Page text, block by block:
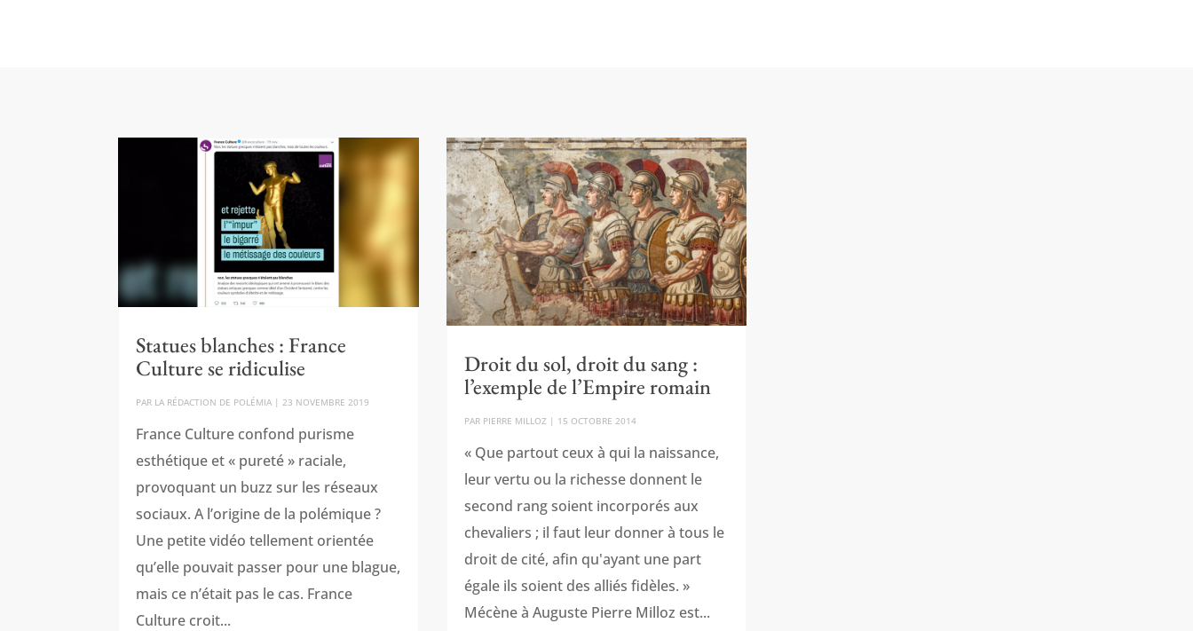
Statues blanches : France
Culture se ridiculise
PAR LA RÉDACTION DE POLÉMIA | 23 NOVEMBRE 2019
France Culture confond purisme
esthétique et « pureté » raciale,
provoquant un buzz sur les réseaux
sociaux. A l’origine de la polémique ?
Une petite vidéo tellement orientée
qu’elle pouvait passer pour une blague,
mais ce n’était pas le cas. France
Culture croit...
Droit du sol, droit du sang :
l’exemple de l’Empire romain
PAR PIERRE MILLOZ | 15 OCTOBRE 2014
« Que partout ceux à qui la naissance,
leur vertu ou la richesse donnent le
second rang soient incorporés aux
chevaliers ; il faut leur donner à tous le
droit de cité, afin qu'ayant une part
égale ils soient des alliés fidèles. »
Mécène à Auguste Pierre Milloz est...